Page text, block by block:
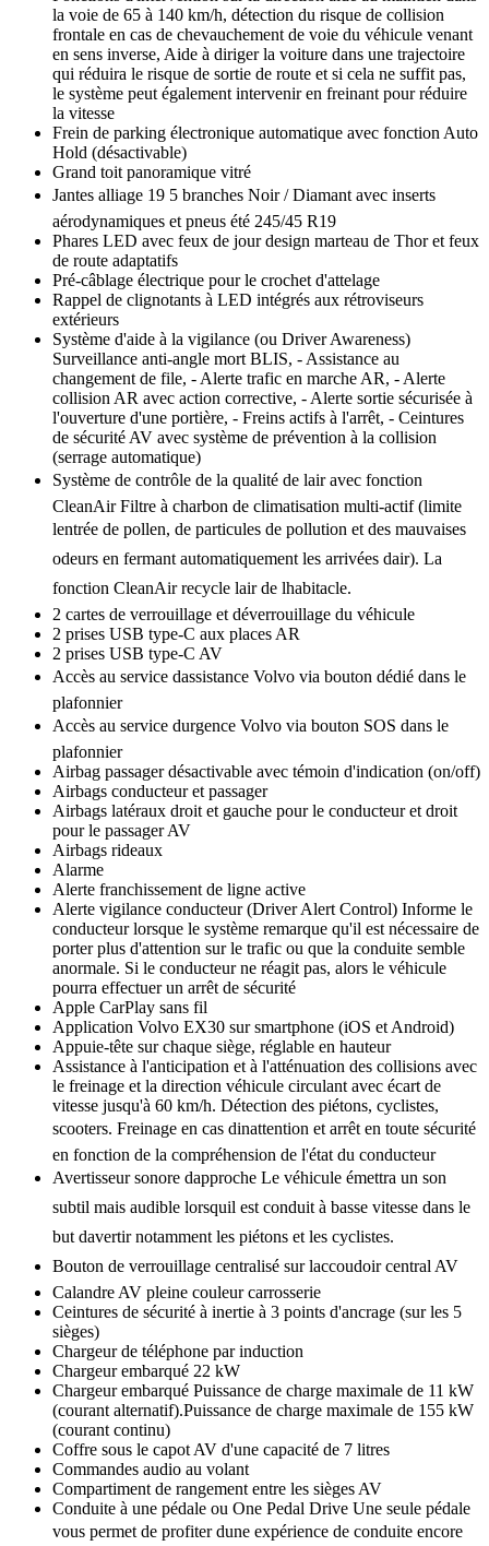
la voie de 65 à 140 km/h, détection du risque de collision
frontale en cas de chevauchement de voie du véhicule venant
en sens inverse, Aide à diriger la voiture dans une trajectoire
qui réduira le risque de sortie de route et si cela ne suffit pas,
le système peut également intervenir en freinant pour réduire
la vitesse
Frein de parking électronique automatique avec fonction Auto
Hold (désactivable)
Grand toit panoramique vitré
Jantes alliage 19 5 branches Noir / Diamant avec inserts
aérodynamiques et pneus été 245/45 R19
Phares LED avec feux de jour design marteau de Thor et feux
de route adaptatifs
Pré-câblage électrique pour le crochet d'attelage
Rappel de clignotants à LED intégrés aux rétroviseurs
extérieurs
Système d'aide à la vigilance (ou Driver Awareness)
Surveillance anti-angle mort BLIS, - Assistance au
changement de file, - Alerte trafic en marche AR, - Alerte
collision AR avec action corrective, - Alerte sortie sécurisée à
l'ouverture d'une portière, - Freins actifs à l'arrêt, - Ceintures
de sécurité AV avec système de prévention à la collision
(serrage automatique)
Système de contrôle de la qualité de lair avec fonction
CleanAir Filtre à charbon de climatisation multi-actif (limite
lentrée de pollen, de particules de pollution et des mauvaises
odeurs en fermant automatiquement les arrivées dair). La
fonction CleanAir recycle lair de lhabitacle.
2 cartes de verrouillage et déverrouillage du véhicule
2 prises USB type-C aux places AR
2 prises USB type-C AV
Accès au service dassistance Volvo via bouton dédié dans le
plafonnier
Accès au service durgence Volvo via bouton SOS dans le
plafonnier
Airbag passager désactivable avec témoin d'indication (on/off)
Airbags conducteur et passager
Airbags latéraux droit et gauche pour le conducteur et droit
pour le passager AV
Airbags rideaux
Alarme
Alerte franchissement de ligne active
Alerte vigilance conducteur (Driver Alert Control) Informe le
conducteur lorsque le système remarque qu'il est nécessaire de
porter plus d'attention sur le trafic ou que la conduite semble
anormale. Si le conducteur ne réagit pas, alors le véhicule
pourra effectuer un arrêt de sécurité
Apple CarPlay sans fil
Application Volvo EX30 sur smartphone (iOS et Android)
Appuie-tête sur chaque siège, réglable en hauteur
Assistance à l'anticipation et à l'atténuation des collisions avec
le freinage et la direction véhicule circulant avec écart de
vitesse jusqu'à 60 km/h. Détection des piétons, cyclistes,
scooters. Freinage en cas dinattention et arrêt en toute sécurité
en fonction de la compréhension de l'état du conducteur
Avertisseur sonore dapproche Le véhicule émettra un son
subtil mais audible lorsquil est conduit à basse vitesse dans le
but davertir notamment les piétons et les cyclistes.
Bouton de verrouillage centralisé sur laccoudoir central AV
Calandre AV pleine couleur carrosserie
Ceintures de sécurité à inertie à 3 points d'ancrage (sur les 5
sièges)
Chargeur de téléphone par induction
Chargeur embarqué 22 kW
Chargeur embarqué Puissance de charge maximale de 11 kW
(courant alternatif).Puissance de charge maximale de 155 kW
(courant continu)
Coffre sous le capot AV d'une capacité de 7 litres
Commandes audio au volant
Compartiment de rangement entre les sièges AV
Conduite à une pédale ou One Pedal Drive Une seule pédale
vous permet de profiter dune expérience de conduite encore